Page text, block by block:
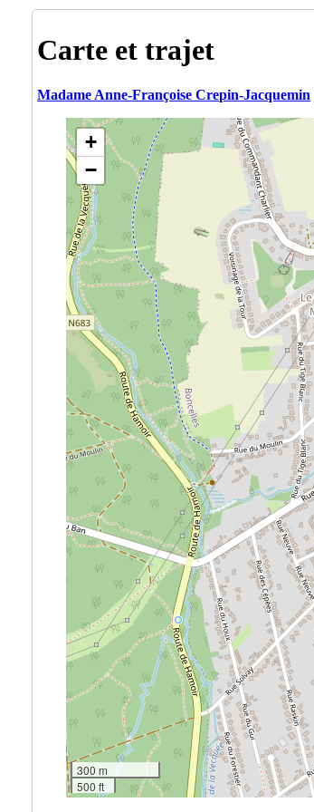
Carte et trajet
Madame Anne-Françoise Crepin-Jacquemin
+
−
300 m
500 ft